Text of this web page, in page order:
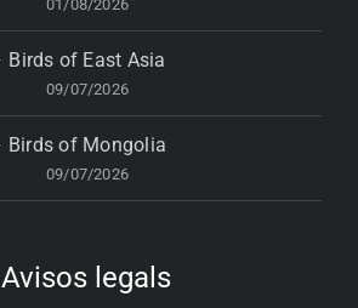
01/08/2026
Birds of East Asia
09/07/2026
Birds of Mongolia
09/07/2026
Avisos legals